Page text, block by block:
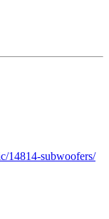
14814-subwoofers/